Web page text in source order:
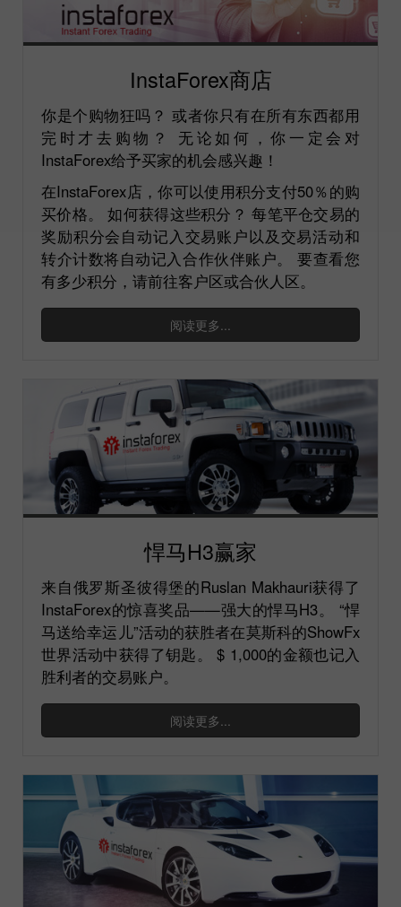
InstaForex商店
你是个购物狂吗？ 或者你只有在所有东西都用
完时才去购物？ 无论如何，你一定会对
InstaForex给予买家的机会感兴趣！
在InstaForex店，你可以使用积分支付50％的购
买价格。 如何获得这些积分？ 每笔平仓交易的
奖励积分会自动记入交易账户以及交易活动和
转介计数将自动记入合作伙伴账户。 要查看您
有多少积分，请前往客户区或合伙人区。
阅读更多...
悍马H3赢家
来自俄罗斯圣彼得堡的Ruslan Makhauri获得了
InstaForex的惊喜奖品——强大的悍马H3。 “悍
马送给幸运儿”活动的获胜者在莫斯科的ShowFx
世界活动中获得了钥匙。 $ 1,000的金额也记入
胜利者的交易账户。
阅读更多...